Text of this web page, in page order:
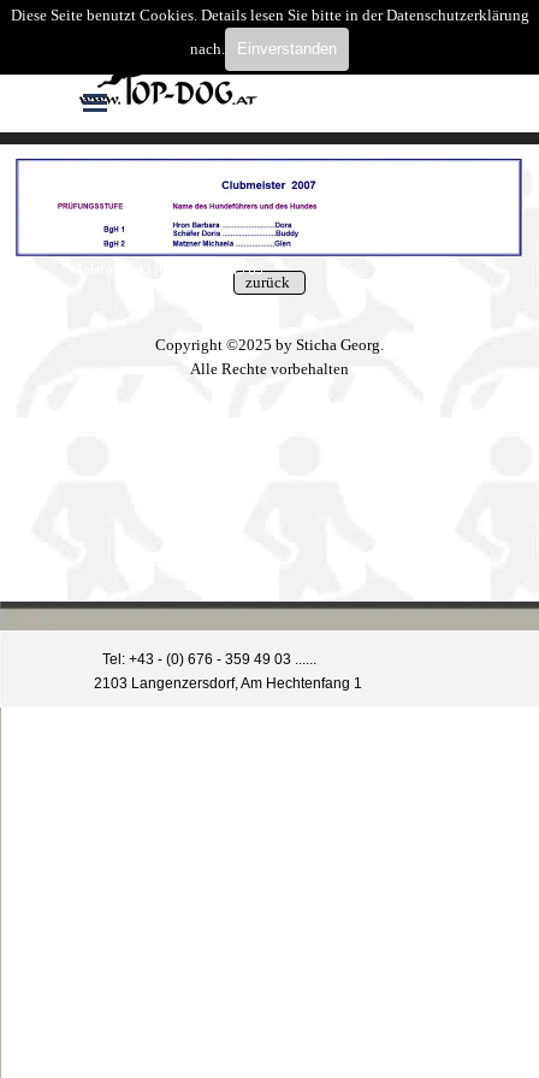
Diese Seite benutzt Cookies. Details lesen Sie bitte in der Datenschutzerklärung
nach.
Einverstanden
Direkt zum Seiteninhalt
Menü überspringen
Suchen
Copyright ©2025 by Sticha Georg.
Alle Rechte vorbehalten
Tel: +43 - (0) 676 - 359 49 03 ......
2103 Langenzersdorf, Am Hechtenfang 1